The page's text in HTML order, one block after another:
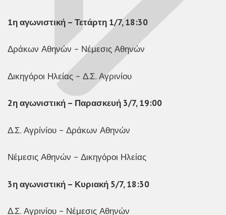
1η αγωνιστική – Τετάρτη 1/7, 18:30
Δράκων Αθηνών – Νέμεσις Αθηνών
Δικηγόροι Ηλείας – Δ.Σ. Αγρινίου
2η αγωνιστική – Παρασκευή 3/7, 19:00
Δ.Σ. Αγρίνίου – Δράκων Αθηνών
Νέμεσις Αθηνών – Δικηγόροι Ηλείας
3η αγωνιστική – Κυριακή 5/7, 18:30
Δ.Σ. Αγρινίου – Νέμεσις Αθηνών